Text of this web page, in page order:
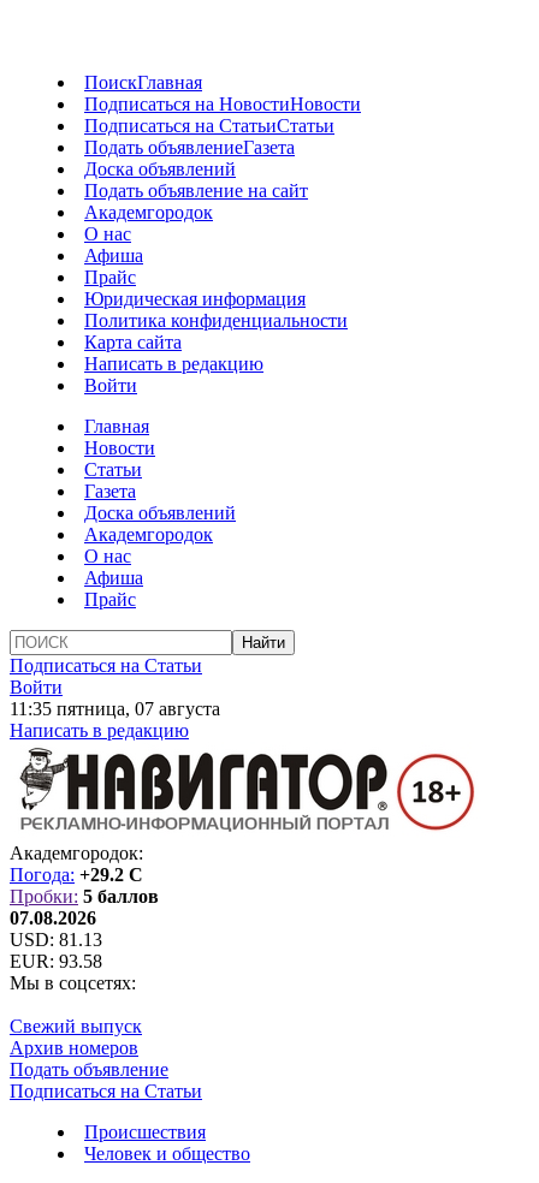
ПоискГлавная
Подписаться на НовостиНовости
Подписаться на СтатьиСтатьи
Подать объявлениеГазета
Доска объявлений
Подать объявление на сайт
Академгородок
О нас
Афиша
Прайс
Юридическая информация
Политика конфиденциальности
Карта сайта
Написать в редакцию
Войти
Главная
Новости
Статьи
Газета
Доска объявлений
Академгородок
О нас
Афиша
Прайс
Подписаться на Статьи
Войти
11:35 пятница, 07 августа
Написать в редакцию
Академгородок:
Погода: +29.2 C
Пробки: 5 баллов
07.08.2026
USD: 81.13
EUR: 93.58
Мы в соцсетях:
Свежий выпуск
Архив номеров
Подать объявление
Подписаться на Статьи
Происшествия
Человек и общество